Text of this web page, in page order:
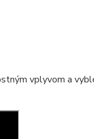
vplyvom a